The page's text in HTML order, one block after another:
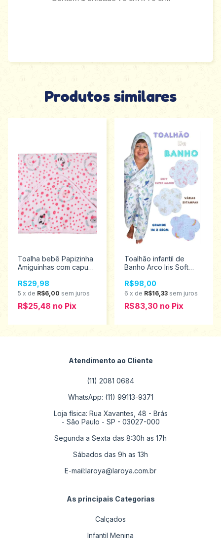
Produtos similares
Toalha bebê Papizinha
Amiguinhas com capuz
R$29,98
5 x de R$6,00 sem juros
R$25,48 no Pix
Toalhão infantil de
Banho Arco Iris Soft
Capuz 0923
R$98,00
6 x de R$16,33 sem juros
R$83,30 no Pix
Atendimento ao Cliente
(11) 2081 0684
WhatsApp: (11) 99113-9371
Loja física: Rua Xavantes, 48 - Brás
- São Paulo - SP - 03027-000
Segunda a Sexta das 8:30h as 17h
Sábados das 9h as 13h
E-mail:laroya@laroya.com.br
As principais Categorias
Calçados
Infantil Menina